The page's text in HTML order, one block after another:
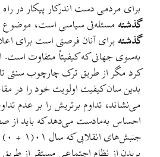
برای مردمی دست اندرکار پیکار در
گذشته مسئله‌ئی سیاسی است، موضوع
گذشته برای آنان فرصتی است برای
به‌سوی جهانی که کیفیتاً متفاوت است.
کرد مگر از طریق ترک چارچوب سنتی
بدین سان کیفیت اولویت خود را در
می‌نشاند، تداوم برتریش را بر عدم
احساس به‌مادست می‌دهد که باید از
بریدن از نظام اجتماعی مستقر از طریق